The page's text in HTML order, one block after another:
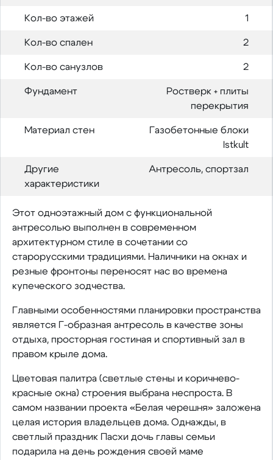
Кол-во этажей 1
Кол-во спален 2
Кол-во санузлов 2
Фундамент
Ростверк + плиты
перекрытия
Материал стен
Газобетонные блоки
Istkult
Другие
характеристики
Антресоль, спортзал
Этот одноэтажный дом с функциональной
антресолью выполнен в современном
архитектурном стиле в сочетании со
старорусскими традициями. Наличники на окнах и
резные фронтоны переносят нас во времена
купеческого зодчества.
Главными особенностями планировки пространства
является Г-образная антресоль в качестве зоны
отдыха, просторная гостиная и спортивный зал в
правом крыле дома.
Цветовая палитра (светлые стены и коричнево-
красные окна) строения выбрана неспроста. В
самом названии проекта «Белая черешня» заложена
целая история владельцев дома. Однажды, в
светлый праздник Пасхи дочь главы семьи
подарила на день рождения своей маме